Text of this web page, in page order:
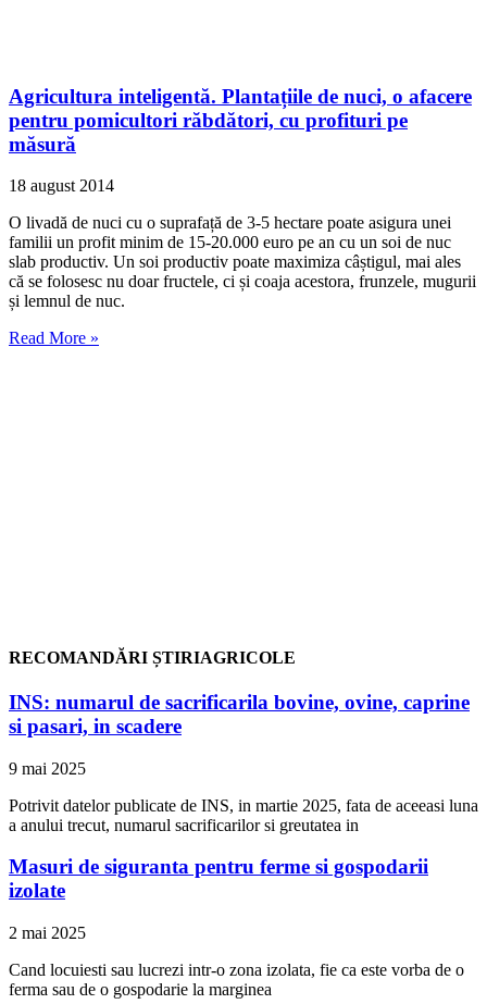
Agricultura inteligentă. Plantațiile de nuci, o afacere
pentru pomicultori răbdători, cu profituri pe
măsură
18 august 2014
O livadă de nuci cu o suprafață de 3-5 hectare poate asigura unei
familii un profit minim de 15-20.000 euro pe an cu un soi de nuc
slab productiv. Un soi productiv poate maximiza câștigul, mai ales
că se folosesc nu doar fructele, ci și coaja acestora, frunzele, mugurii
și lemnul de nuc.
Read More »
RECOMANDĂRI ȘTIRIAGRICOLE
INS: numarul de sacrificarila bovine, ovine, caprine
si pasari, in scadere
9 mai 2025
Potrivit datelor publicate de INS, in martie 2025, fata de aceeasi luna
a anului trecut, numarul sacrificarilor si greutatea in
Masuri de siguranta pentru ferme si gospodarii
izolate
2 mai 2025
Cand locuiesti sau lucrezi intr-o zona izolata, fie ca este vorba de o
ferma sau de o gospodarie la marginea